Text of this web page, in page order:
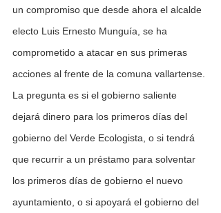
un compromiso que desde ahora el alcalde
electo Luis Ernesto Munguía, se ha
comprometido a atacar en sus primeras
acciones al frente de la comuna vallartense.
La pregunta es si el gobierno saliente
dejará dinero para los primeros días del
gobierno del Verde Ecologista, o si tendrá
que recurrir a un préstamo para solventar
los primeros días de gobierno el nuevo
ayuntamiento, o si apoyará el gobierno del